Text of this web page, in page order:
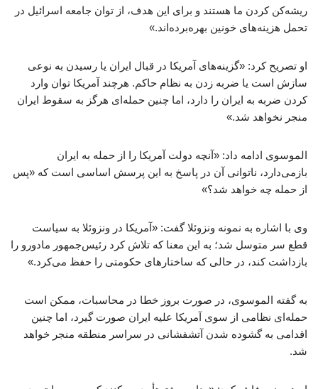
ریشه‌کن کردن ما هستند و برای این هدف، از توان جامعه اسرائیل در
تحمل هزینه‌های خونین بهره‌برده‌اند.»
او تصریح کرد: «گزینه‌های آمریکا در قبال ایران یا رسیدن به نوعی
سازش است یا ضربه زدن به نظام حاکم. هرچند آمریکا توان وارد
کردن ضربه به ایران را دارد، اما چنین حمله‌ای هرگز به سقوط ایران
منجر نخواهد شد.»
الموسوی ادامه داد: «آنچه دولت آمریکا را از حمله به ایران
بازمی‌دارد، ناتوانی آن در پاسخ به این پرسش اساسی است که «پس
از حمله چه خواهد شد؟»
وی با اشاره به نمونه ونزوئلا گفت: «آمریکا در ونزوئلا به سیاست
قطع سر متوسل شد؛ به این معنا که تلاش کرد رئیس‌جمهور مادورو را
بازداشت کند، در حالی که ساختارهای حکومتی را حفظ می‌کرد.»
به گفته الموسوی، در صورت بروز خطا در محاسبات، ممکن است
حمله‌ای نظامی از سوی آمریکا علیه ایران صورت گیرد، اما چنین
اقدامی به گشوده شدن آتشفشانی در سراسر منطقه منجر خواهد
شد.